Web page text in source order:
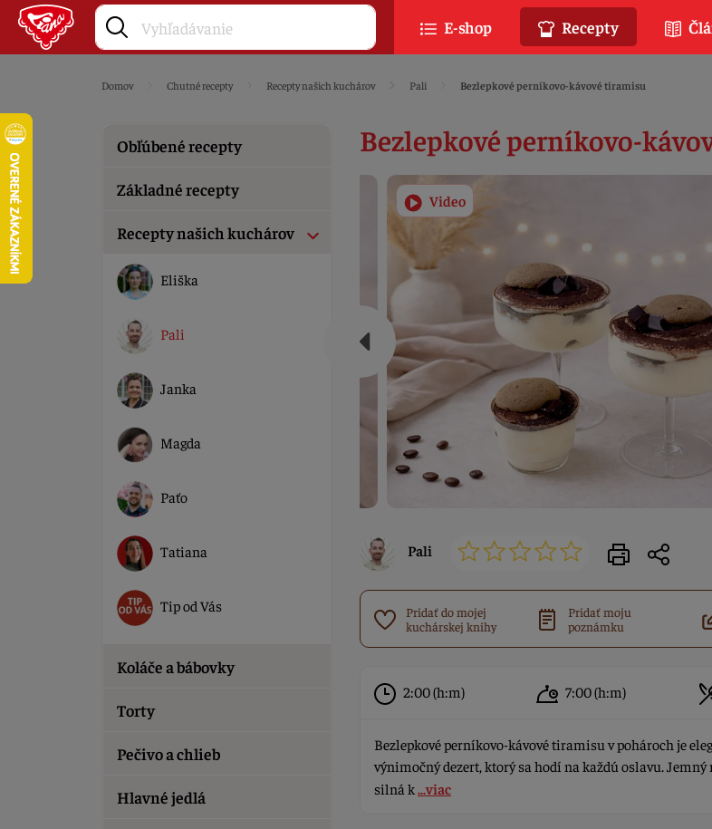
Domov Chutné recepty Recepty našich kuchárov Pali Bezlepkové perníkovo-kávové tiramisu
Obľúbené recepty
Základné recepty
Recepty našich kuchárov
Eliška
Pali
Janka
Magda
Paťo
Tatiana
Tip od Vás
Koláče a bábovky
Torty
Pečivo a chlieb
Hlavné jedlá
Bezlepkové perníkovo-
Video
Pali
Pridať do mojej
kuchárskej knihy
Pridať moju
poznámku
2:00(h:m) 7:00(h:m)
Bezlepkové perníkovo-kávové tiramisu v pohároch je
výnimočný dezert, ktorý sa hodí na každú oslavu. Jemný
silná k ...viac
E-shop Recepty